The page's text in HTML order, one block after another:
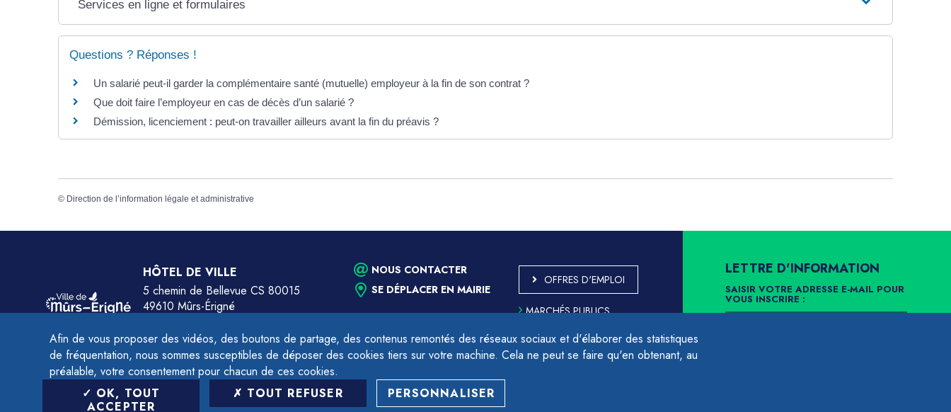
Afin de vous proposer des vidéos, des boutons de partage, des contenus remontés des réseaux sociaux et d'élaborer des statistiques
de fréquentation, nous sommes susceptibles de déposer des cookies tiers sur votre machine. Cela ne peut se faire qu'en obtenant, au
préalable, votre consentement pour chacun de ces cookies.
OK, TOUT
ACCEPTER
TOUT REFUSER PERSONNALISER
Services en ligne et formulaires
Questions ? Réponses !
Un salarié peut-il garder la complémentaire santé (mutuelle) employeur à la fin de son contrat ?
Que doit faire l’employeur en cas de décès d’un salarié ?
Démission, licenciement : peut-on travailler ailleurs avant la fin du préavis ?
© Direction de l’information légale et administrative
HÔTEL DE VILLE
5 chemin de Bellevue CS 80015
49610 Mûrs-Érigné
Du lundi au jeudi de 9h à 12h et de 14h à 17h.
Le vendredi de 9h à 12h et de 14h à 16h.
NOUS CONTACTER
SE DÉPLACER EN MAIRIE
OFFRES D'EMPLOI
MARCHÉS PUBLICS
CONFORME
PLAN DU SITE
LETTRE D'INFORMATION
SAISIR VOTRE ADRESSE E-MAIL POUR
VOUS INSCRIRE :